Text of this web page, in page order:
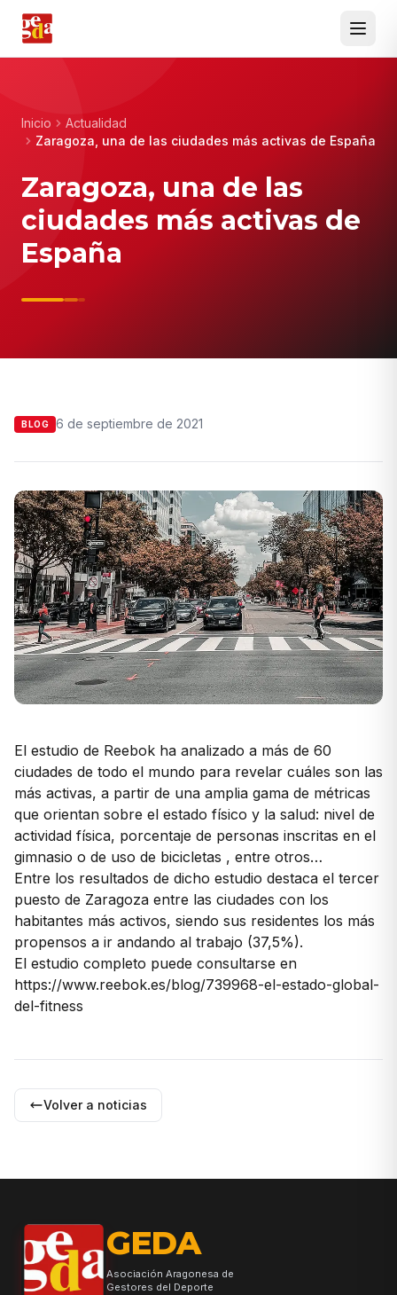
Inicio
Actualidad
Zaragoza, una de las ciudades más activas de España
Zaragoza, una de las
ciudades más activas de
España
BLOG 6 de septiembre de 2021
El estudio de Reebok ha analizado a más de 60
ciudades de todo el mundo para revelar cuáles son las
más activas, a partir de una amplia gama de métricas
que orientan sobre el estado físico y la salud: nivel de
actividad física, porcentaje de personas inscritas en el
gimnasio o de uso de bicicletas , entre otros…
Entre los resultados de dicho estudio destaca el tercer
puesto de Zaragoza entre las ciudades con los
habitantes más activos, siendo sus residentes los más
propensos a ir andando al trabajo (37,5%).
El estudio completo puede consultarse en
https://www.reebok.es/blog/739968-el-estado-global-
del-fitness
Volver a noticias
GEDA
Asociación Aragonesa de
Gestores del Deporte